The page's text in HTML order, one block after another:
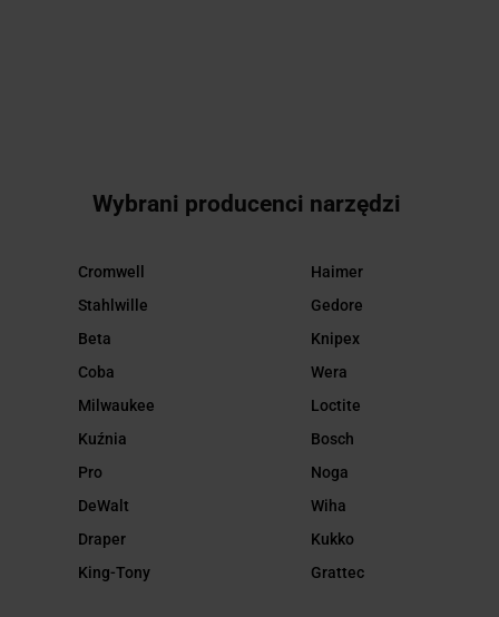
Wybrani producenci narzędzi
Cromwell
Stahlwille
Beta
Coba
Milwaukee
Kuźnia
Pro
DeWalt
Draper
King-Tony
Haimer
Gedore
Knipex
Wera
Loctite
Bosch
Noga
Wiha
Kukko
Grattec